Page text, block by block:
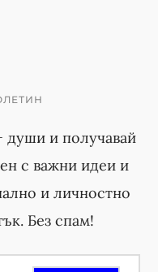
души и получавай
с важни идеи и
и личностно
Без спам!